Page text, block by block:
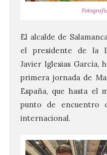
El alcalde de
el presidente de la
Javier Iglesias García,
primera jornada de
España, que hasta el
punto de encuentro
internacional.